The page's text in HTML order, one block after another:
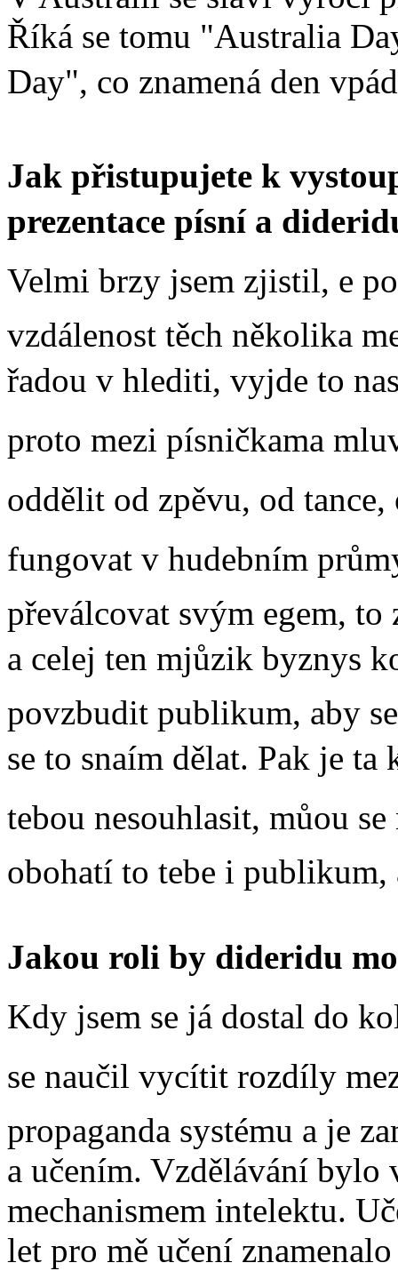
Říká se tomu "Australia
Day", co znamená den
Jak přistupujete k
prezentace písní a
Velmi brzy jsem zjistil, e
vzdálenost těch několika
řadou v hlediti, vyjde to
proto mezi písničkama
oddělit od zpěvu, od tance,
fungovat v hudebním
převálcovat svým egem,
a celej ten mjůzik byznys
povzbudit publikum, aby
se to snaím dělat. Pak je
tebou nesouhlasit, můou
obohatí to tebe i publikum,
Jakou roli by dideridu
Kdy jsem se já dostal do
se naučil vycítit rozdíly
propaganda systému a je
a učením. Vzdělávání
mechanismem intelektu.
let pro mě učení